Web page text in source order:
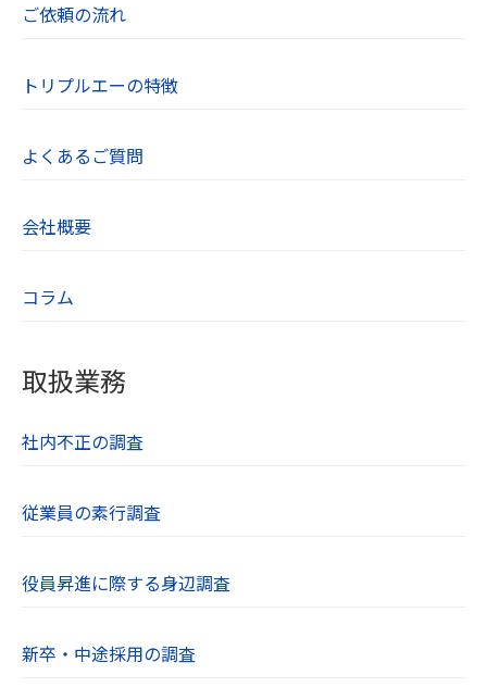
ご依頼の流れ
トリプルエーの特徴
よくあるご質問
会社概要
コラム
取扱業務
社内不正の調査
従業員の素行調査
役員昇進に際する身辺調査
新卒・中途採用の調査